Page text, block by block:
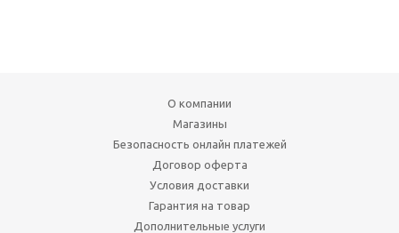
О компании
Магазины
Безопасность онлайн платежей
Договор оферта
Условия доставки
Гарантия на товар
Дополнительные услуги